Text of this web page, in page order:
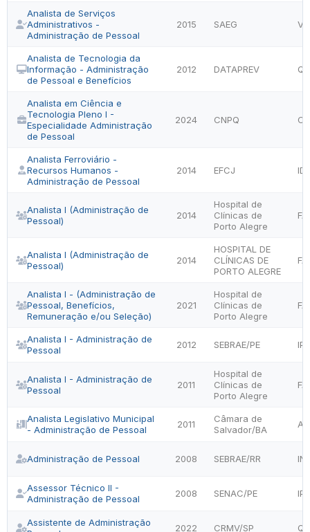
Analista de Serviços
Administrativos -
Administração de Pessoal
2015 SAEG
Analista de Tecnologia da
Informação - Administração
de Pessoal e Benefícios
2012 DATAPREV
Analista em Ciência e
Tecnologia Pleno I -
Especialidade Administração
de Pessoal
2024 CNPQ
Analista Ferroviário -
Recursos Humanos -
Administração de Pessoal
2014 EFCJ
Analista I (Administração de
Pessoal)
2014
Hospital de
Clínicas de
Porto Alegre
Analista I (Administração de
Pessoal)
2014
HOSPITAL DE
CLÍNICAS DE
PORTO ALEGRE
Analista I - (Administração de
Pessoal, Benefícios,
Remuneração e/ou Seleção)
2021
Hospital de
Clínicas de
Porto Alegre
Analista I - Administração de
Pessoal
2012 SEBRAE/PE
Analista I - Administração de
Pessoal
2011
Hospital de
Clínicas de
Porto Alegre
Analista Legislativo Municipal
- Administração de Pessoal
2011
Câmara de
Salvador/BA
Administração de Pessoal 2008 SEBRAE/RR
Assessor Técnico II -
Administração de Pessoal
2008 SENAC/PE
Assistente de Administração
2022 CRMV/SP